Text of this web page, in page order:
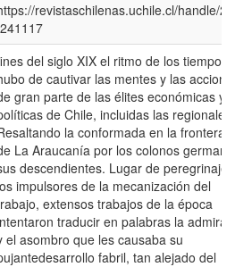
revistaschilenas.uchile.cl/handle/
del siglo XIX el ritmo de los tiempos
de cautivar las mentes y las
gran parte de las élites económicas y
de Chile, incluidas las regionales.
la conformada en la frontera
La Araucanía por los colonos
descendientes. Lugar de peregrinaje
impulsores de la mecanización del
extensos trabajos de la época
traducir en palabras la
el asombro que les causaba su
fabril, tan alejado del